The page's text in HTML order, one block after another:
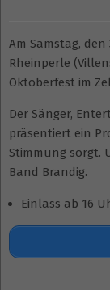
Am Samstag, den
Rheinperle
Oktoberfest im
Der Sänger,
präsentiert ein
Stimmung sorgt.
Band Brandig.
Einlass ab 16